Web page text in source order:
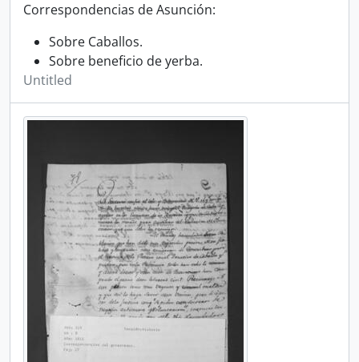
Correspondencias de Asunción:
Sobre Caballos.
Sobre beneficio de yerba.
Untitled